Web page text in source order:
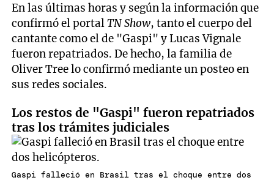
En las últimas horas y según la información que
confirmó el portalTN Show, tanto el cuerpo del
cantante como el de "Gaspi" y Lucas Vignale
fueron repatriados. De hecho, la familia de
Oliver Tree lo confirmó mediante un posteo en
sus redes sociales.
Los restos de "Gaspi" fueron repatriados
tras los trámites judiciales
Gaspi falleció en Brasil tras el choque entre dos